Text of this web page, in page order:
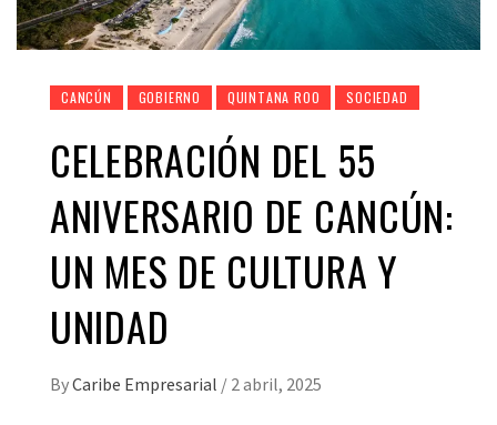
CANCÚN GOBIERNO QUINTANA ROO SOCIEDAD
CELEBRACIÓN DEL 55
ANIVERSARIO DE CANCÚN:
UN MES DE CULTURA Y
UNIDAD
ByCaribe Empresarial / 2 abril, 2025